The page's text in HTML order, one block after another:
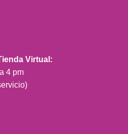
Virtual:
4 pm